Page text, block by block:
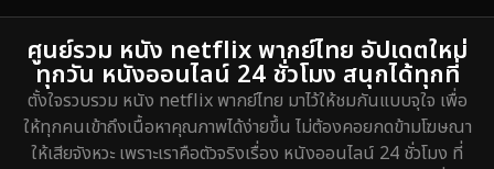
ศูนย์รวม หนัง netflix พากย์ไทย อัปเดตใหม่
ทุกวัน หนังออนไลน์ 24 ชั่วโมง สนุกได้ทุกที่
ตั้งใจรวบรวม หนัง netflix พากย์ไทย มาไว้ให้ชมกันแบบจุใจ เพื่อ
ให้ทุกคนเข้าถึงเนื้อหาคุณภาพได้ง่ายขึ้น ไม่ต้องคอยกดข้ามโฆษณา
ให้เสียจังหวะ เพราะเราคือตัวจริงเรื่อง หนังออนไลน์ 24 ชั่วโมง ที่